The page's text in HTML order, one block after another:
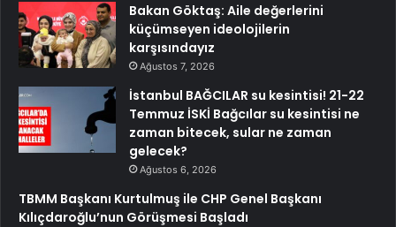
Bakan Göktaş: Aile değerlerini
küçümseyen ideolojilerin
karşısındayız
Ağustos 7, 2026
İstanbul BAĞCILAR su kesintisi! 21-22
Temmuz İSKİ Bağcılar su kesintisi ne
zaman bitecek, sular ne zaman
gelecek?
Ağustos 6, 2026
TBMM Başkanı Kurtulmuş ile CHP Genel Başkanı
Kılıçdaroğlu’nun Görüşmesi Başladı